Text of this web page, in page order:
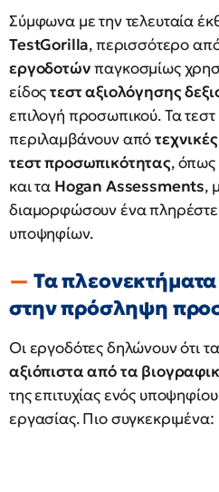
Σύμφωνα με την τελευταία
TestGorilla, περισσότερο
εργοδοτώνπαγκοσμίως
είδοςτεστ αξιολόγησης
επιλογή προσωπικού. Τα
περιλαμβάνουν από
τεστ προσωπικότητας, όπως
και τα Hogan Assessments,
διαμορφώσουν ένα
υποψηφίων.
Τα πλεονεκτήματα
στην πρόσληψη
Οι εργοδότες δηλώνουν ότι τα
αξιόπιστα από τα
της επιτυχίας ενός
εργασίας. Πιο συγκεκριμένα: